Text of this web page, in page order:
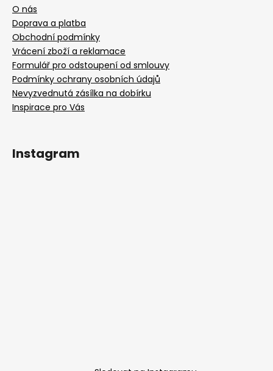
O nás
Doprava a platba
Obchodní podmínky
Vrácení zboží a reklamace
Formulář pro odstoupení od smlouvy
Podmínky ochrany osobních údajů
Nevyzvednutá zásílka na dobírku
Inspirace pro Vás
Instagram